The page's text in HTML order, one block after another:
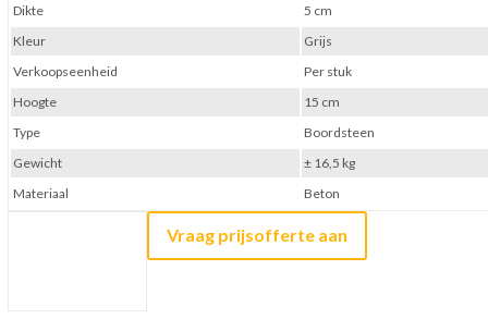
Vraag prijsofferte aan
Dikte
5 cm
Kleur
Grijs
Verkoopseenheid
Per stuk
Hoogte
15 cm
Type
Boordsteen
Gewicht
± 16,5 kg
Materiaal
Beton